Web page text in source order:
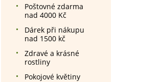
Poštovné zdarma
nad 4000 Kč
Dárek při nákupu
nad 1500 kč
Zdravé a krásné
rostliny
Pokojové květiny